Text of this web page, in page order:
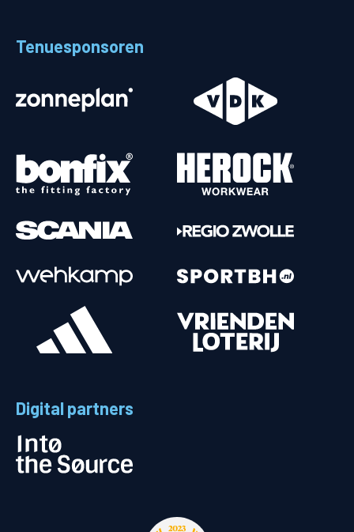
Tenuesponsoren
Digital partners